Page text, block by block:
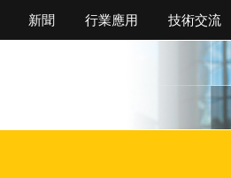
新聞 行業應用 技術交流